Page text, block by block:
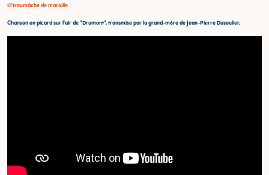
El'froumâche de maroille
Chanson en picard sur l'air de "Drumont", transmise par la grand-mère de Jean-Pierre Dusoulier.